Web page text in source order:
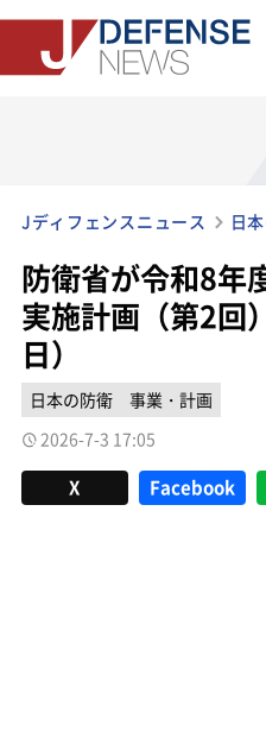
Jディフェンスニュース 日
防衛省が令和8年
実施計画（第2回
日）
日本の防衛
事業・計画
2026-7-3 17:05
X Facebook